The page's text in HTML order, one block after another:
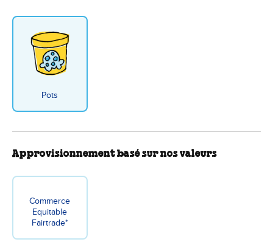
Pots
Approvisionnement basé sur nos valeurs
Commerce
Equitable
Fairtrade*